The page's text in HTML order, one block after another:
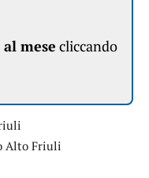
mese cliccando
Alto Friuli